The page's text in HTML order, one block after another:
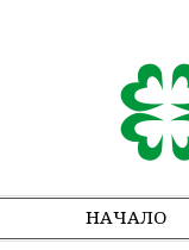
НАЧАЛО